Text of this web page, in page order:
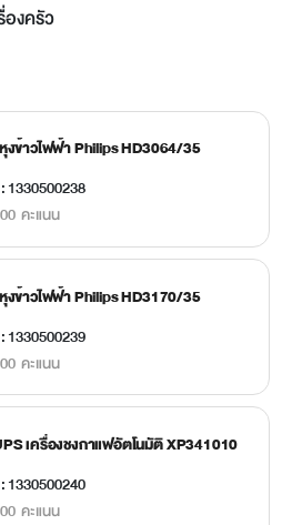
องครัว
งข้าวไฟฟ้า Philips HD3064/35
1330500238
คะแนน
งข้าวไฟฟ้า Philips HD3170/35
1330500239
คะแนน
เครื่องชงกาแฟอัตโนมัติ XP341010
1330500240
คะแนน